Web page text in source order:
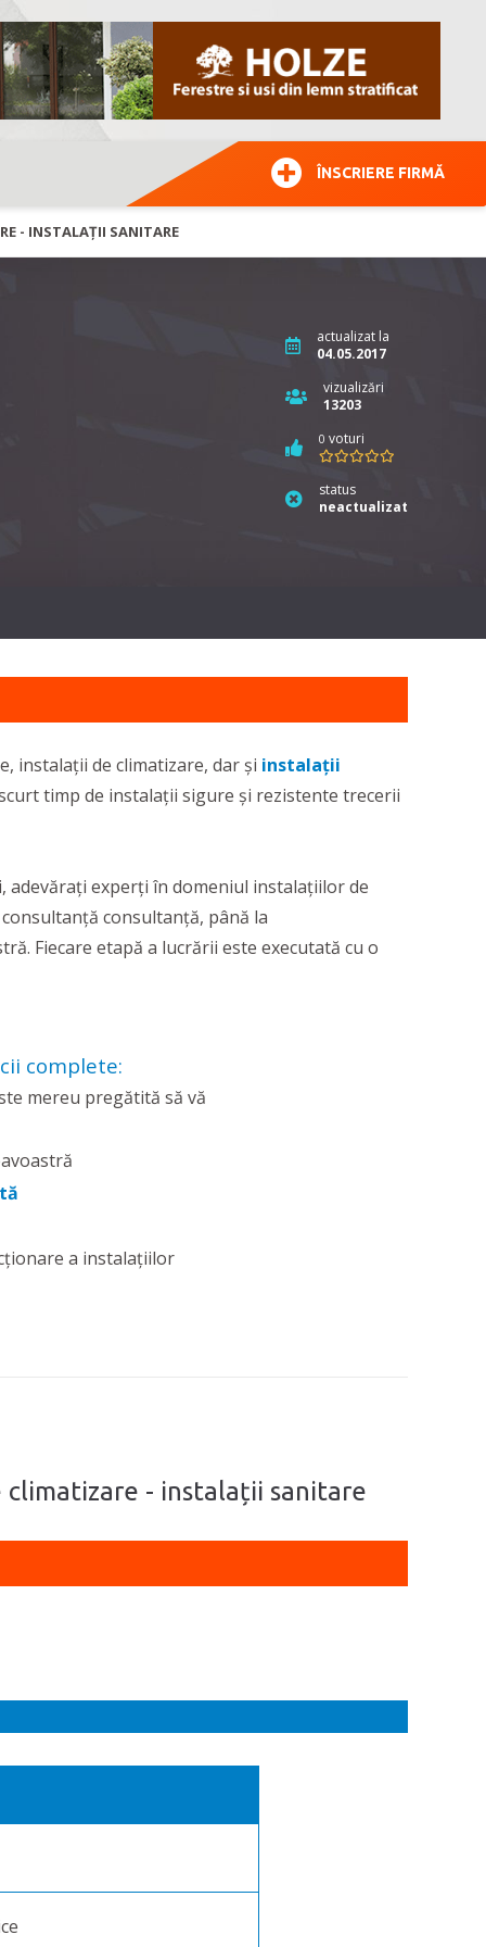
ÎNSCRIERE FIRMĂ
- INSTALAȚII SANITARE
actualizat la
04.05.2017
vizualizări
13203
0 voturi
status
neactualizat
instalații de climatizare, dar și instalații
timp de instalații sigure și rezistente trecerii
adevărați experți în domeniul instalațiilor de
consultanță, până la
Fiecare etapă a lucrării este executată cu o
complete:
mereu pregătită să vă
a instalațiilor
- instalații sanitare